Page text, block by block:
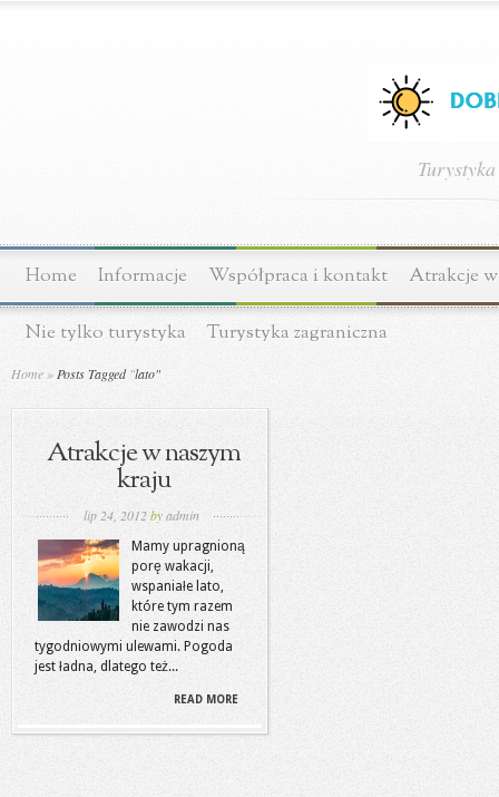
Home Informacje Współpraca i kontakt Atrakcje
Nie tylko turystyka Turystyka zagraniczna
Home » Posts Tagged "lato"
Atrakcje w naszym
kraju
lip 24, 2012byadmin
Mamy upragnioną
porę wakacji,
wspaniałe lato,
które tym razem
nie zawodzi nas
tygodniowymi ulewami. Pogoda
jest ładna, dlatego też...
READ MORE